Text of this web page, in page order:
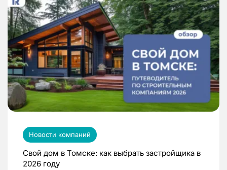
Новости компаний
Свой дом в Томске: как выбрать застройщика в
2026 году